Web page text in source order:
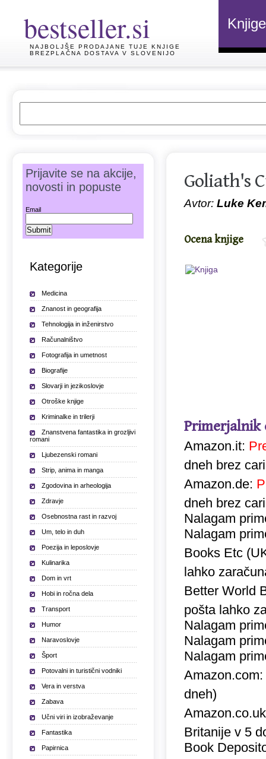
bestseller.si
NAJBOLJŠE PRODAJANE TUJE KNJIGE
BREZPLAČNA DOSTAVA V SLOVENIJO
Knjige
Goliath's
Avtor: Luke
Ocena knjige
Primerjalnik
Amazon.it:
dneh brez
Amazon.de:
dneh brez
Nalagam
Nalagam
Books Etc
lahko
Better World
pošta lahko
Nalagam
Nalagam
Nalagam
Amazon.com:
dneh)
Britanije v 5
Book
Prijavite se na akcije,
novosti in popuste
Email
Kategorije
Medicina
Znanost in geografija
Tehnologija in inženirstvo
Računalništvo
Fotografija in umetnost
Biografije
Slovarji in jezikoslovje
Otroške knjige
Kriminalke in trilerji
Znanstvena fantastika in grozljivi
romani
Ljubezenski romani
Strip, anima in manga
Zgodovina in arheologija
Zdravje
Osebnostna rast in razvoj
Um, telo in duh
Poezija in leposlovje
Kulinarika
Dom in vrt
Hobi in ročna dela
Transport
Humor
Naravoslovje
Šport
Potovalni in turistični vodniki
Vera in verstva
Zabava
Učni viri in izobraževanje
Fantastika
Papirnica